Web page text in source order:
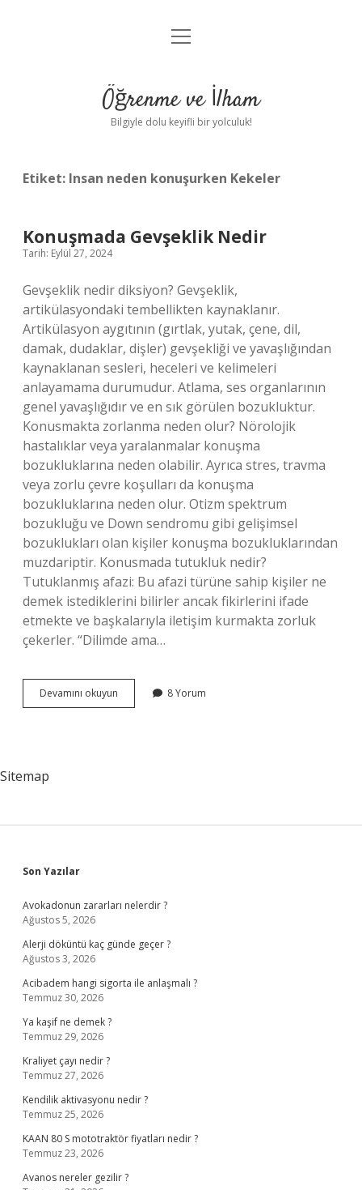
Anasayfa
Yasal Uyarı
menüyü
Öğrenme ve İlham
Bilgiyle dolu keyifli bir yolculuk!
Etiket: Insan neden konuşurken Kekeler
Konuşmada Gevşeklik Nedir
Tarih: Eylül 27, 2024
Gevşeklik nedir diksiyon? Gevşeklik,
artikülasyondaki tembellikten kaynaklanır.
Artikülasyon aygıtının (gırtlak, yutak, çene, dil,
damak, dudaklar, dişler) gevşekliği ve yavaşlığından
kaynaklanan sesleri, heceleri ve kelimeleri
anlayamama durumudur. Atlama, ses organlarının
genel yavaşlığıdır ve en sık görülen bozukluktur.
Konusmakta zorlanma neden olur? Nörolojik
hastalıklar veya yaralanmalar konuşma
bozukluklarına neden olabilir. Ayrıca stres, travma
veya zorlu çevre koşulları da konuşma
bozukluklarına neden olur. Otizm spektrum
bozukluğu ve Down sendromu gibi gelişimsel
bozuklukları olan kişiler konuşma bozukluklarından
muzdariptir. Konusmada tutukluk nedir?
Tutuklanmış afazi: Bu afazi türüne sahip kişiler ne
demek istediklerini bilirler ancak fikirlerini ifade
etmekte ve başkalarıyla iletişim kurmakta zorluk
çekerler. “Dilimde ama…
Devamını okuyun Konuşmada
Gevşeklik
8 Yorum
Sitemap
Sidebar
Son Yazılar
Avokadonun zararları nelerdir ?
Ağustos 5, 2026
Alerji döküntü kaç günde geçer ?
Ağustos 3, 2026
Acibadem hangi sigorta ile anlaşmalı ?
Temmuz 30, 2026
Ya kaşif ne demek ?
Temmuz 29, 2026
Kraliyet çayı nedir ?
Temmuz 27, 2026
Kendilik aktivasyonu nedir ?
Temmuz 25, 2026
KAAN 80 S mototraktör fiyatları nedir ?
Temmuz 23, 2026
Avanos nereler gezilir ?